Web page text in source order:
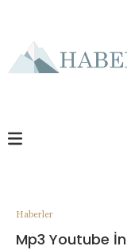
Haberler
Mp3 Youtube